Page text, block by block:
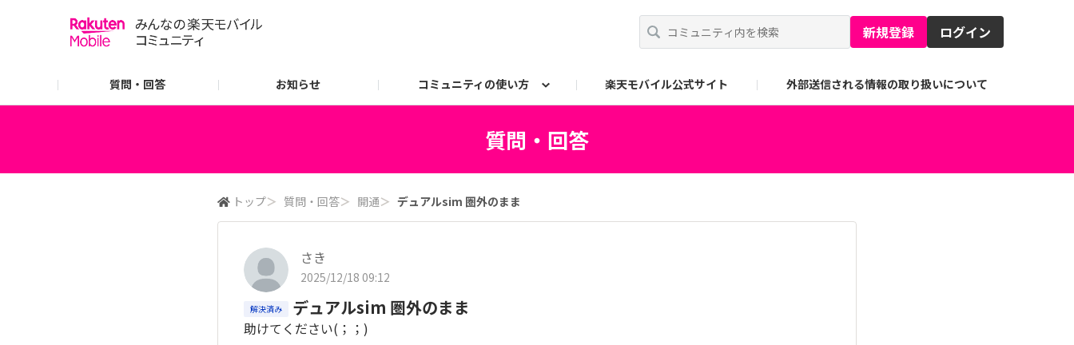
新規登録 ログイン
質問・回答 お知らせ コミュニティの使い方 楽天モバイル公式サイト 外部送信される情報の取り扱いについて
質問・回答
トップ＞ 質問・回答＞ 開通＞ デュアルsim 圏外のまま
さき
2025/12/18 09:12
解決済み デュアルsim 圏外のまま
助けてください(；；)